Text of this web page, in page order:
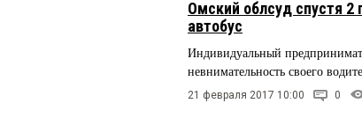
Омский облсуд спустя
автобус
Индивидуальный
невнимательность своего
21 февраля 2017 10:00 0